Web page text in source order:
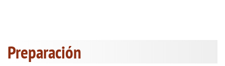
Preparación